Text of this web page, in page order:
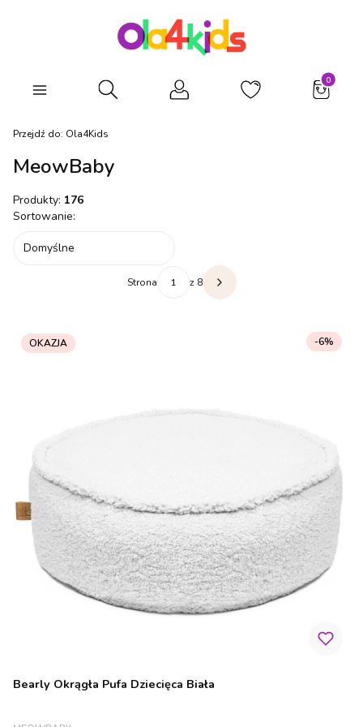
Otwórz wyszukiwarkę
Przejdź do: Ola4Kids
MeowBaby
Produkty: 176
Lista produktów
Sortowanie:
Domyślne
Strona z 8 Następne produkty
OKAZJA
Bearly Okrągła Pufa Dziecięca Biała
-6%